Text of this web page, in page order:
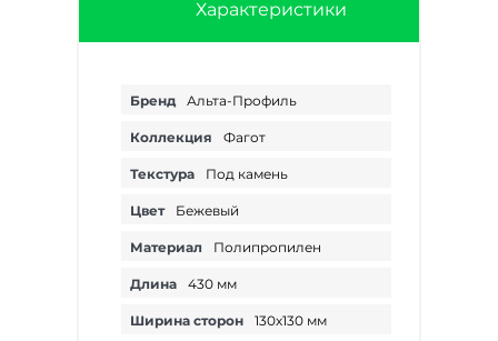
Характеристики
Бренд Альта-Профиль
Коллекция Фагот
Текстура Под камень
Цвет Бежевый
Материал Полипропилен
Длина 430 мм
Ширина сторон 130х130 мм